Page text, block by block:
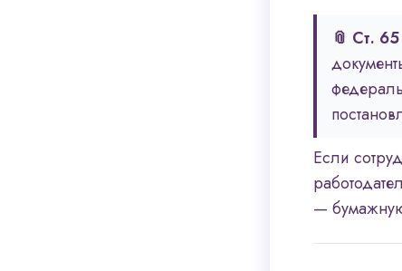
📎 Ст.
Если
—